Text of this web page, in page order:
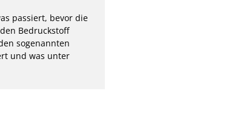
passiert, bevor die
Bedruckstoff
sogenannten
und was unter